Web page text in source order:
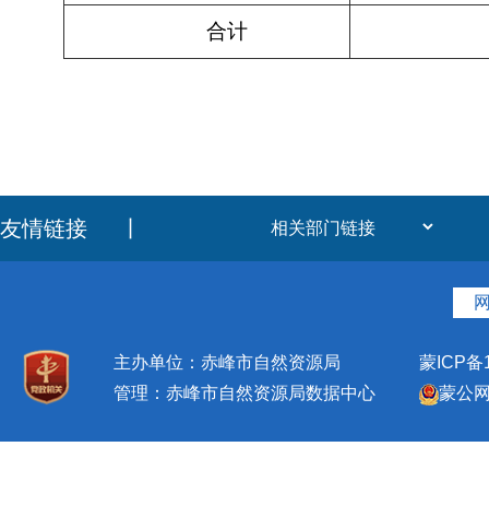
合计
友情链接
主办单位：赤峰市自然资源局
管理：赤峰市自然资源局数据中心
蒙ICP备
蒙公